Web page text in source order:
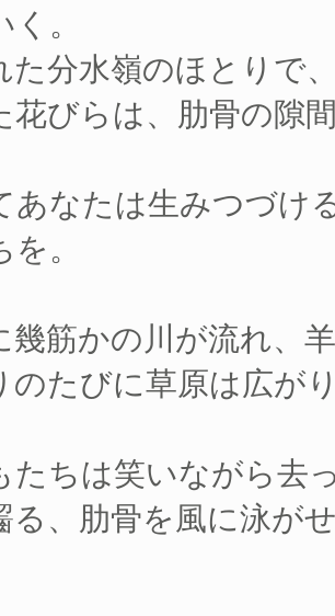
。
た分水嶺のほとりで
花びらは、肋骨の隙
あなたは生みつづけ
。
幾筋かの川が流れ、
のたびに草原は広が
たちは笑いながら去
る、肋骨を風に泳が